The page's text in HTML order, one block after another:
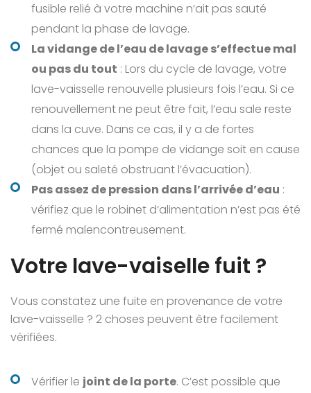
fusible relié à votre machine n’ait pas sauté
pendant la phase de lavage.
La vidange de l’eau de lavage s’effectue mal
ou pas du tout : Lors du cycle de lavage, votre
lave-vaisselle renouvelle plusieurs fois l’eau. Si ce
renouvellement ne peut être fait, l’eau sale reste
dans la cuve. Dans ce cas, il y a de fortes
chances que la pompe de vidange soit en cause
(objet ou saleté obstruant l’évacuation).
Pas assez de pression dans l’arrivée d’eau :
vérifiez que le robinet d’alimentation n’est pas été
fermé malencontreusement.
Votre lave-vaiselle fuit ?
Vous constatez une fuite en provenance de votre
lave-vaisselle ? 2 choses peuvent être facilement
vérifiées.
Vérifier le joint de la porte. C’est possible que